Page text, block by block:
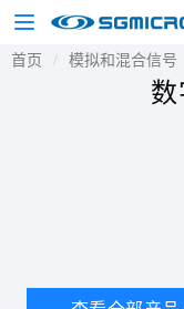
首页 模拟和混合信号